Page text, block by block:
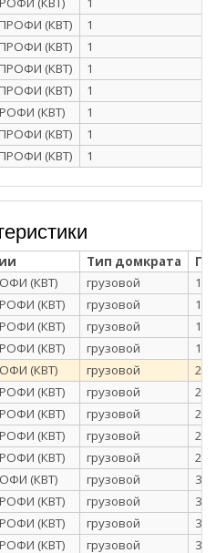
(КВТ) 1
(КВТ) 1
(КВТ) 1
(КВТ) 1
(КВТ) 1
(КВТ) 1
(КВТ) 1
Тип домкрата
(КВТ) грузовой 10
(КВТ) грузовой 10
(КВТ) грузовой 10
(КВТ) грузовой 10
(КВТ) грузовой 20
(КВТ) грузовой 20
(КВТ) грузовой 20
(КВТ) грузовой 20
(КВТ) грузовой 20
(КВТ) грузовой 30
(КВТ) грузовой 30
(КВТ) грузовой 30
(КВТ) грузовой 30